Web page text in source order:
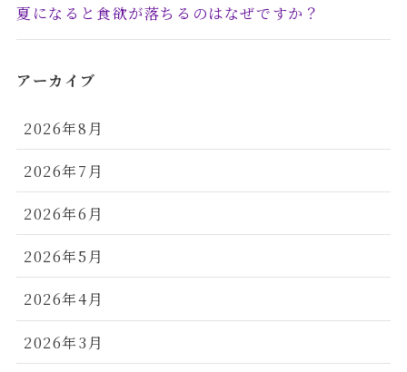
夏になると食欲が落ちるのはなぜですか？
アーカイブ
2026年8月
2026年7月
2026年6月
2026年5月
2026年4月
2026年3月